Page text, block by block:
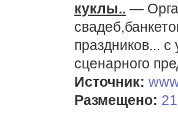
куклы.. —
праздников...
сценарного
Источник:
Размещено: